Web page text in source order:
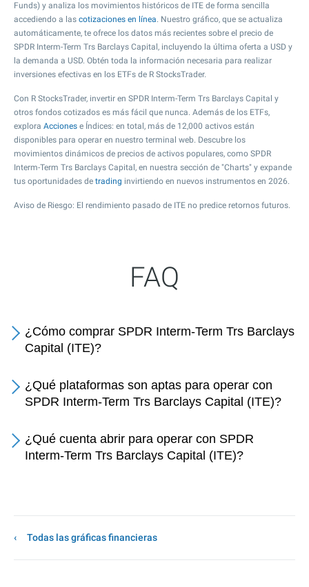
Funds) y analiza los movimientos históricos de ITE de forma sencilla
accediendo a las cotizaciones en línea. Nuestro gráfico, que se actualiza
automáticamente, te ofrece los datos más recientes sobre el precio de
SPDR Interm-Term Trs Barclays Capital, incluyendo la última oferta a USD y
la demanda a USD. Obtén toda la información necesaria para realizar
inversiones efectivas en los ETFs de R StocksTrader.
Con R StocksTrader, invertir en SPDR Interm-Term Trs Barclays Capital y
otros fondos cotizados es más fácil que nunca. Además de los ETFs,
explora Acciones e Índices: en total, más de 12,000 activos están
disponibles para operar en nuestro terminal web. Descubre los
movimientos dinámicos de precios de activos populares, como SPDR
Interm-Term Trs Barclays Capital, en nuestra sección de "Charts" y expande
tus oportunidades de trading invirtiendo en nuevos instrumentos en 2026.
Aviso de Riesgo: El rendimiento pasado de ITE no predice retornos futuros.
FAQ
¿Cómo comprar SPDR Interm-Term Trs Barclays
Capital (ITE)?
¿Qué plataformas son aptas para operar con
SPDR Interm-Term Trs Barclays Capital (ITE)?
¿Qué cuenta abrir para operar con SPDR
Interm-Term Trs Barclays Capital (ITE)?
Todas las gráficas financieras